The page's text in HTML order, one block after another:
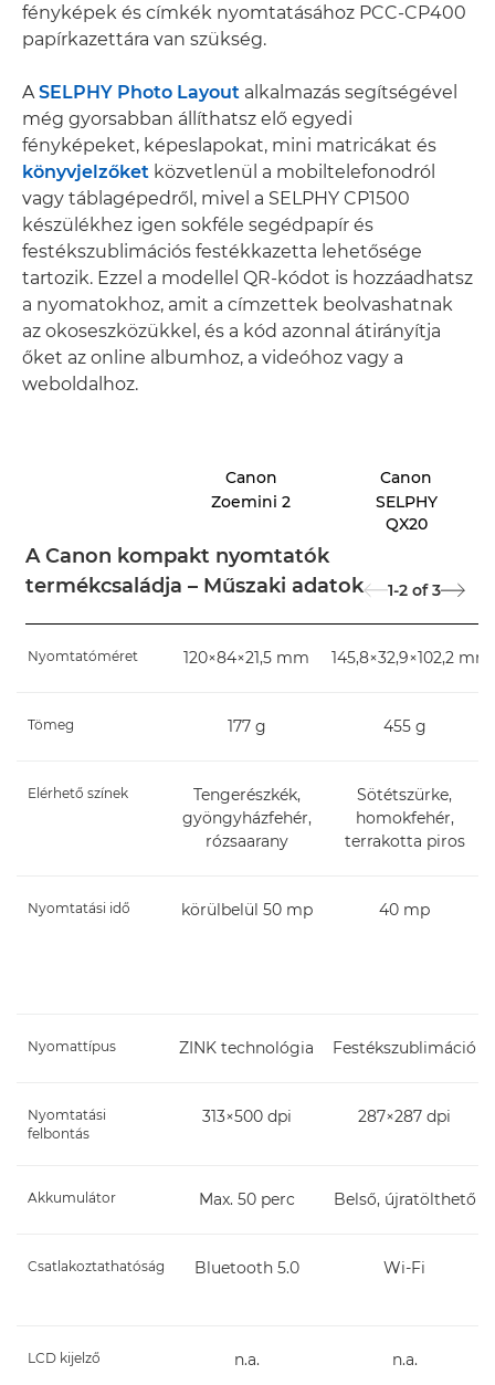
fényképek és címkék nyomtatásához PCC-CP400
papírkazettára van szükség.
A SELPHY Photo Layout alkalmazás segítségével
még gyorsabban állíthatsz elő egyedi
fényképeket, képeslapokat, mini matricákat és
könyvjelzőket közvetlenül a mobiltelefonodról
vagy táblagépedről, mivel a SELPHY CP1500
készülékhez igen sokféle segédpapír és
festékszublimációs festékkazetta lehetősége
tartozik. Ezzel a modellel QR-kódot is hozzáadhatsz
a nyomatokhoz, amit a címzettek beolvashatnak
az okoseszközükkel, és a kód azonnal átirányítja
őket az online albumhoz, a videóhoz vagy a
weboldalhoz.
A Canon kompakt nyomtatók
termékcsaládja – Műszaki adatok
Canon
Zoemini 2
Canon
SELPHY
QX20
1-2 of 3
Nyomtatóméret 120×84×21,5 mm 145,8×32,9×102,2 mm
Tömeg 177 g 455 g
Elérhető színek
Tengerészkék,
gyöngyházfehér,
rózsaarany
Sötétszürke,
homokfehér,
terrakotta piros
Nyomtatási idő körülbelül 50 mp 40 mp
Nyomattípus ZINK technológia Festékszublimáció
Nyomtatási
felbontás
313×500 dpi 287×287 dpi
Akkumulátor Max. 50 perc Belső, újratölthető
Csatlakoztathatóság Bluetooth 5.0 Wi-Fi
LCD kijelző n.a. n.a.